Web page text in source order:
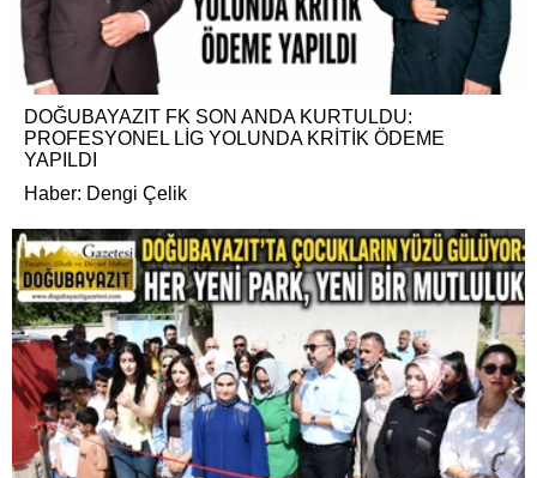
DOĞUBAYAZIT FK SON ANDA KURTULDU:
PROFESYONEL LİG YOLUNDA KRİTİK ÖDEME
YAPILDI
Haber: Dengi Çelik